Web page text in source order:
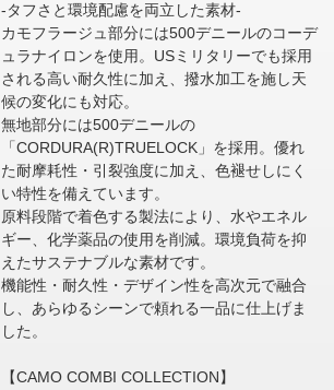
-タフさと環境配慮を両立した素材-
カモフラージュ部分には500デニールのコーデ
ュラナイロンを使用。USミリタリーでも採用
される高い耐久性に加え、撥水加工を施し天
候の変化にも対応。
無地部分には500デニールの
「CORDURA(R)TRUELOCK」を採用。優れ
た耐摩耗性・引裂強度に加え、色褪せしにく
い特性を備えています。
原料段階で着色する製法により、水やエネル
ギー、化学薬品の使用を削減。環境負荷を抑
えたサステナブルな素材です。
機能性・耐久性・デザイン性を高次元で融合
し、あらゆるシーンで頼れる一品に仕上げま
した。
【CAMO COMBI COLLECTION】